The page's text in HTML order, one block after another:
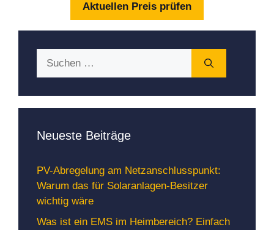
5
Aktuellen Preis prüfen
Neueste Beiträge
PV-Abregelung am Netzanschlusspunkt:
Warum das für Solaranlagen-Besitzer
wichtig wäre
Was ist ein EMS im Heimbereich? Einfach